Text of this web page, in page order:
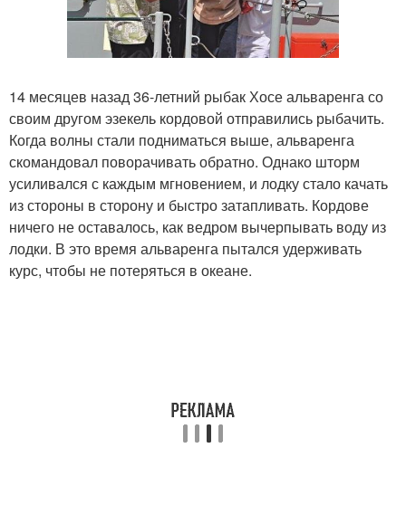
14 месяцев назад 36-летний рыбак Хосе альваренга со
своим другом эзекель кордовой отправились рыбачить.
Когда волны стали подниматься выше, альваренга
скомандовал поворачивать обратно. Однако шторм
усиливался с каждым мгновением, и лодку стало качать
из стороны в сторону и быстро затапливать. Кордове
ничего не оставалось, как ведром вычерпывать воду из
лодки. В это время альваренга пытался удерживать
курс, чтобы не потеряться в океане.